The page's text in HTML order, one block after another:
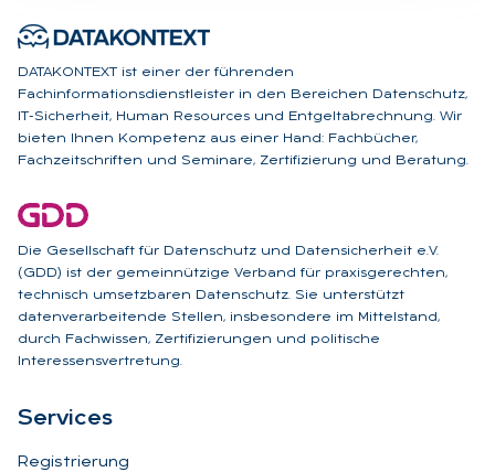
DATAKONTEXT ist einer der führenden
Fachinformationsdienstleister in den Bereichen Datenschutz,
IT-Sicherheit, Human Resources und Entgeltabrechnung. Wir
bieten Ihnen Kompetenz aus einer Hand: Fachbücher,
Fachzeitschriften und Seminare, Zertifizierung und Beratung.
Die Gesellschaft für Datenschutz und Datensicherheit e.V.
(GDD) ist der gemeinnützige Verband für praxisgerechten,
technisch umsetzbaren Datenschutz. Sie unterstützt
datenverarbeitende Stellen, insbesondere im Mittelstand,
durch Fachwissen, Zertifizierungen und politische
Interessensvertretung.
Ser­vices
Registrierung